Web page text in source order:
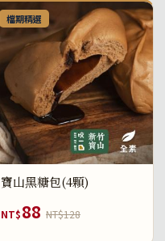
檔期精選
寶山黑糖包(4顆)
NT$88 NT$128